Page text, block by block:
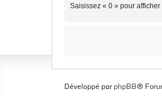
Saisissez « 0 » pour
Développé parphpBB®